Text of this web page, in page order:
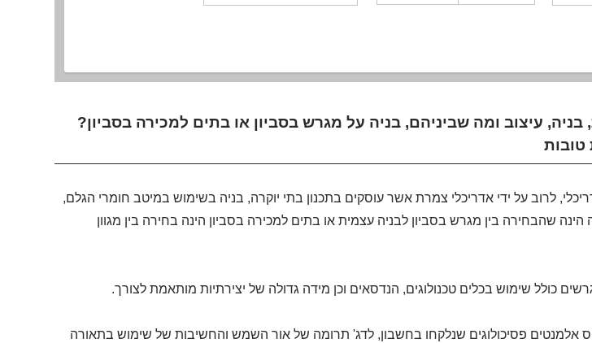
בניה, עיצוב ומה שביניהם, בניה על מגרש בסביון או בתים למכירה בסביון?
לרוב על ידי אדריכלי צמרת אשר עוסקים בתכנון בתי יוקרה, בניה בשימוש במיטב חומרי הגלם,
שהבחירה בין מגרש בסביון לבניה עצמית או בתים למכירה בסביון הינה בחירה בין מגוון
כולל שימוש בכלים טכנולוגים, הנדסאים וכן מידה גדולה של יצירתיות מותאמת לצורך.
אלמנטים פסיכולוגים שנלקחו בחשבון, לדג' תרומה של אור השמש והחשיבות של שימוש בתאורה